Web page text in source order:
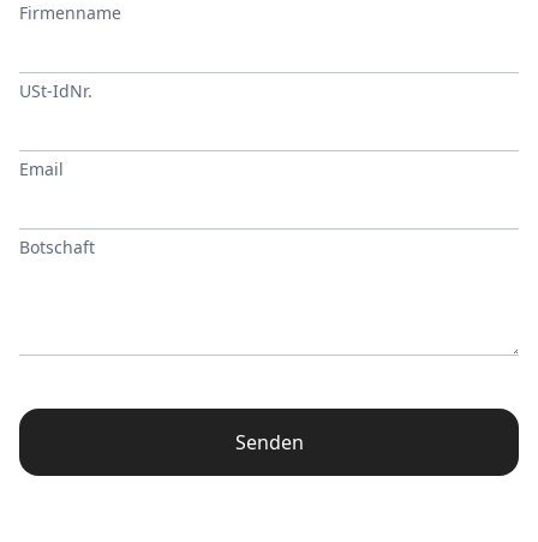
Firmenname
USt-IdNr.
Email
Botschaft
Senden